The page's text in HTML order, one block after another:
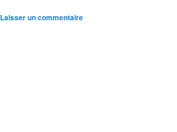
Laisser un commentaire